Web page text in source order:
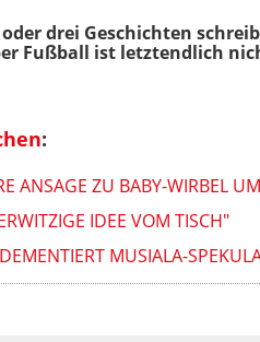
drei Geschichten
Fußball ist letztendlich
:
ANSAGE ZU BABY-WIRBEL
IDEE VOM TISCH"
MUSIALA-